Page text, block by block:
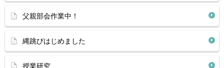
父親部会作業中！
縄跳びはじめました
授業研究